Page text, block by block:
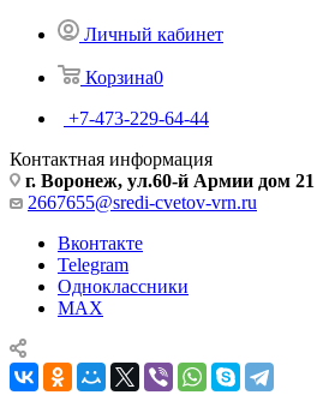
Личный кабинет
Корзина0
+7-473-229-64-44
Контактная информация
г. Воронеж, ул.60-й Армии дом 21
2667655@sredi-cvetov-vrn.ru
Вконтакте
Telegram
Одноклассники
MAX